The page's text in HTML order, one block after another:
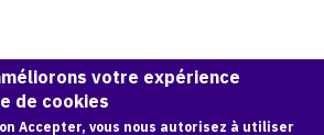
votre expérience
de cookies
Accepter, vous nous autorisez à utiliser